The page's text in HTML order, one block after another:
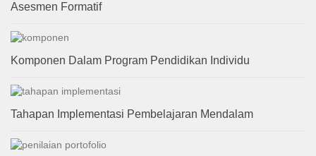
Asesmen Formatif
Komponen Dalam Program Pendidikan Individu
Tahapan Implementasi Pembelajaran Mendalam